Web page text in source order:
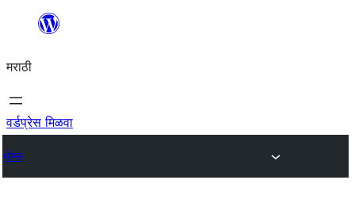
सामुग्रीवर
मराठी
वर्डप्रेस मिळवा
थीम्स